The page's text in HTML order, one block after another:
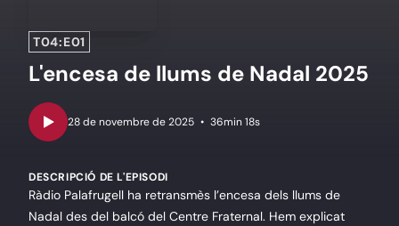
T04:E01
L'encesa de llums de Nadal 2025
• 36min 18s
DESCRIPCIÓ DE L'EPISODI
Ràdio Palafrugell ha retransmès l’encesa dels llums de
Nadal des del balcó del Centre Fraternal. Hem explicat